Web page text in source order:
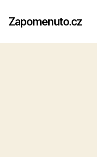
Zapomenuto.cz